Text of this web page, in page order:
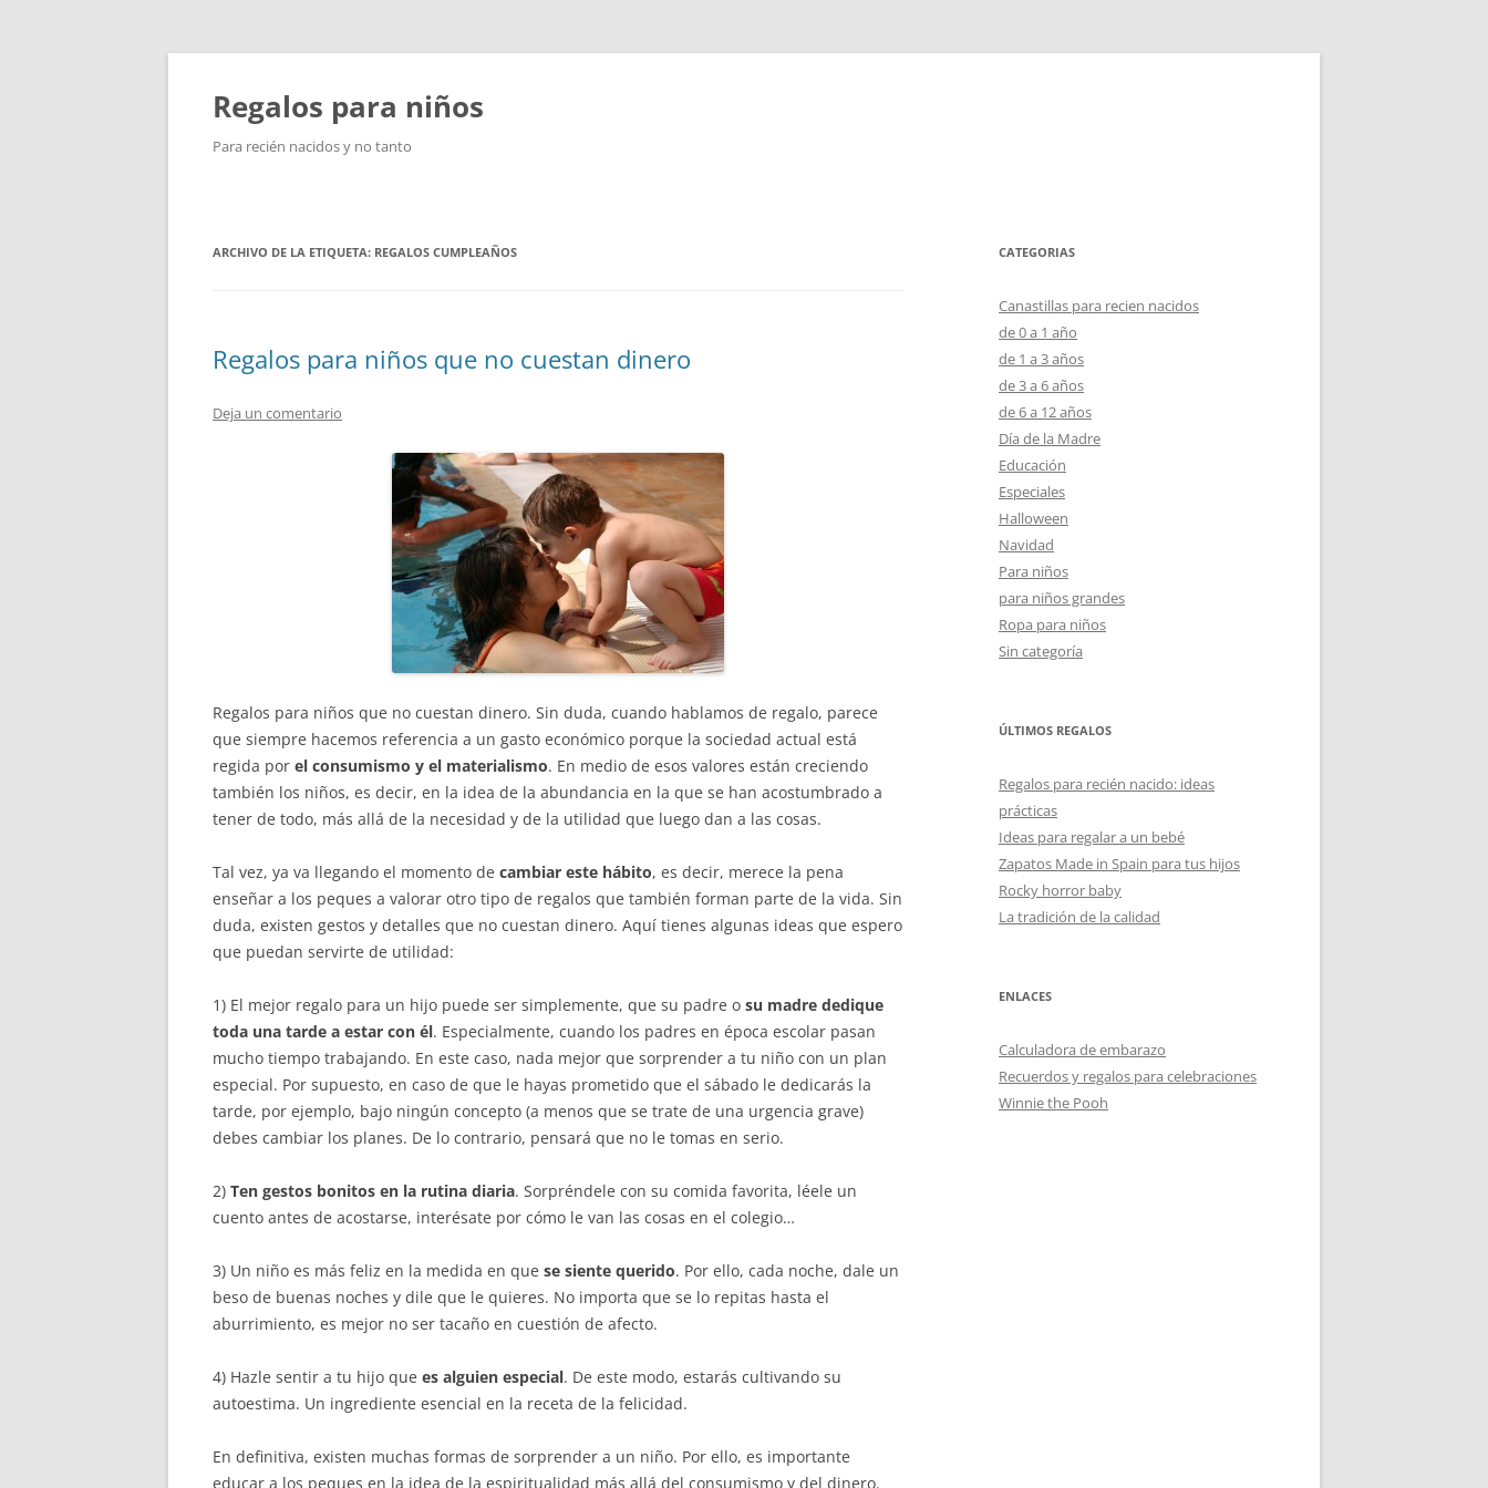
Saltar
contenido
Regalos para niños
Para recién nacidos y no tanto
ARCHIVO DE LA ETIQUETA: REGALOS CUMPLEAÑOS
Regalos para niños que no cuestan dinero
Deja un comentario
Regalos para niños que no cuestan dinero. Sin duda, cuando hablamos de regalo, parece
que siempre hacemos referencia a un gasto económico porque la sociedad actual está
regida por el consumismo y el materialismo. En medio de esos valores están creciendo
también los niños, es decir, en la idea de la abundancia en la que se han acostumbrado a
tener de todo, más allá de la necesidad y de la utilidad que luego dan a las cosas.
Tal vez, ya va llegando el momento de cambiar este hábito, es decir, merece la pena
enseñar a los peques a valorar otro tipo de regalos que también forman parte de la vida. Sin
duda, existen gestos y detalles que no cuestan dinero. Aquí tienes algunas ideas que espero
que puedan servirte de utilidad:
1) El mejor regalo para un hijo puede ser simplemente, que su padre o su madre dedique
toda una tarde a estar con él. Especialmente, cuando los padres en época escolar pasan
mucho tiempo trabajando. En este caso, nada mejor que sorprender a tu niño con un plan
especial. Por supuesto, en caso de que le hayas prometido que el sábado le dedicarás la
tarde, por ejemplo, bajo ningún concepto (a menos que se trate de una urgencia grave)
debes cambiar los planes. De lo contrario, pensará que no le tomas en serio.
2) Ten gestos bonitos en la rutina diaria. Sorpréndele con su comida favorita, léele un
cuento antes de acostarse, interésate por cómo le van las cosas en el colegio…
3) Un niño es más feliz en la medida en que se siente querido. Por ello, cada noche, dale un
beso de buenas noches y dile que le quieres. No importa que se lo repitas hasta el
aburrimiento, es mejor no ser tacaño en cuestión de afecto.
4) Hazle sentir a tu hijo que es alguien especial. De este modo, estarás cultivando su
autoestima. Un ingrediente esencial en la receta de la felicidad.
En definitiva, existen muchas formas de sorprender a un niño. Por ello, es importante
educar a los peques en la idea de la espiritualidad más allá del consumismo y del dinero.
CATEGORIAS
Canastillas para recien nacidos
de 0 a 1 año
de 1 a 3 años
de 3 a 6 años
de 6 a 12 años
Día de la Madre
Educación
Especiales
Halloween
Navidad
Para niños
para niños grandes
Ropa para niños
Sin categoría
ÚLTIMOS REGALOS
Regalos para recién nacido: ideas
prácticas
Ideas para regalar a un bebé
Zapatos Made in Spain para tus hijos
Rocky horror baby
La tradición de la calidad
ENLACES
Calculadora de embarazo
Recuerdos y regalos para celebraciones
Winnie the Pooh